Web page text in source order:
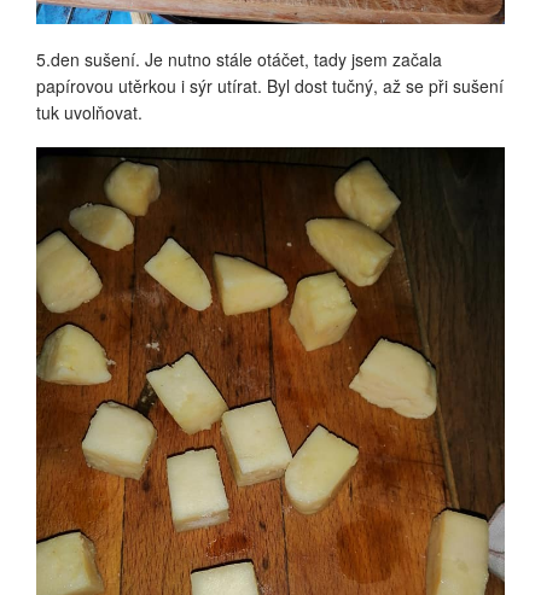
5.den sušení. Je nutno stále otáčet, tady jsem začala
papírovou utěrkou i sýr utírat. Byl dost tučný, až se při sušení
tuk uvolňovat.